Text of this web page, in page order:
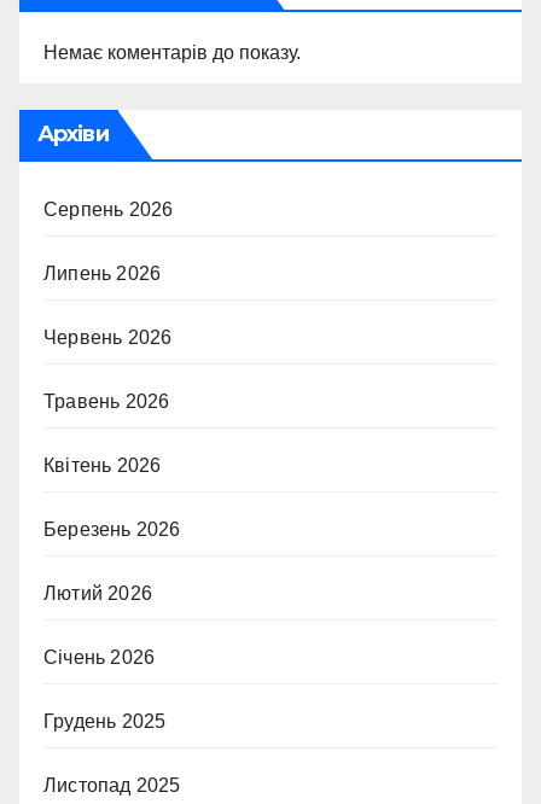
Немає коментарів до показу.
Архіви
Серпень 2026
Липень 2026
Червень 2026
Травень 2026
Квітень 2026
Березень 2026
Лютий 2026
Січень 2026
Грудень 2025
Листопад 2025